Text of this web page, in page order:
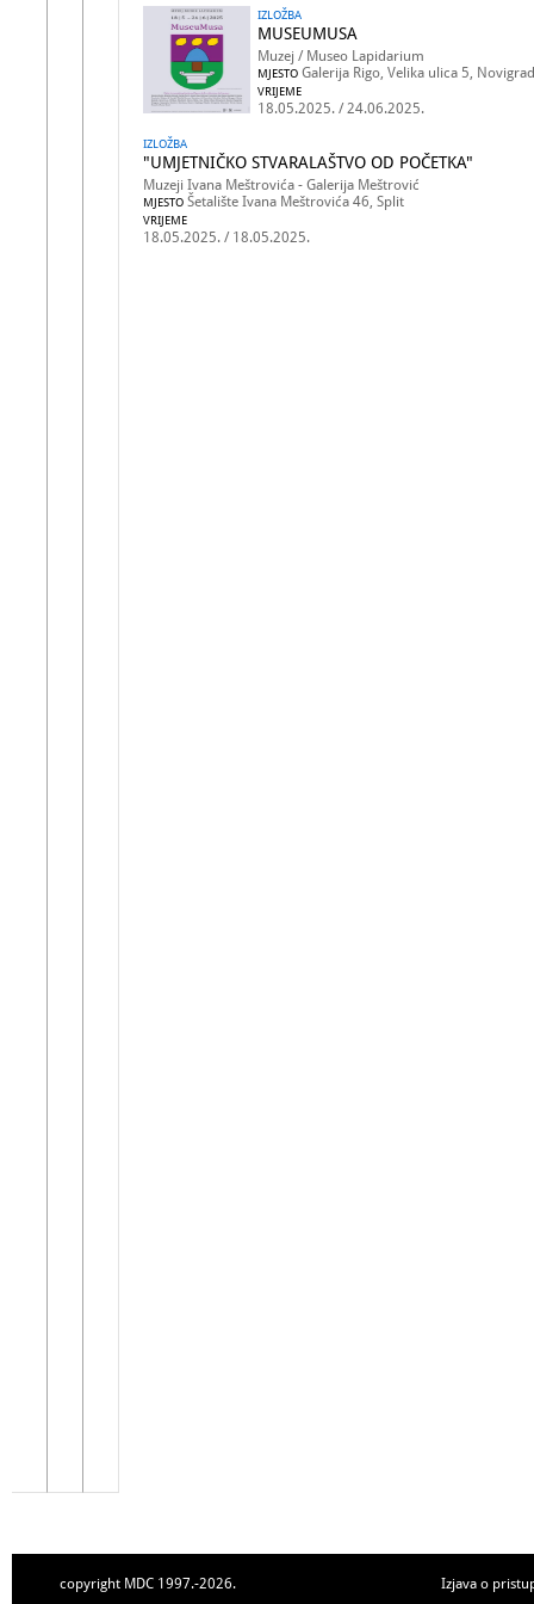
IZLOŽBA
MUSEUMUSA
Muzej / Museo Lapidarium
MJESTO Galerija Rigo, Velika ulica 5,
VRIJEME
18.05.2025. / 24.06.2025.
IZLOŽBA
"UMJETNIČKO STVARALAŠTVO OD POČETKA"
Muzeji Ivana Meštrovića - Galerija Meštrović
MJESTO Šetalište Ivana Meštrovića 46, Split
VRIJEME
18.05.2025. / 18.05.2025.
copyright MDC 1997.-2026. Izjava o